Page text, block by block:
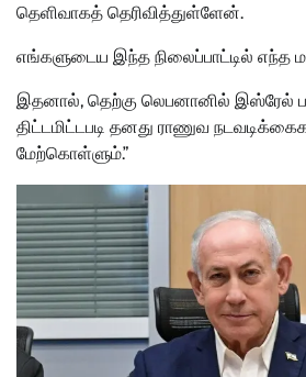
தெளிவாகத் தெரிவித்துள்ளேன்.
எங்களுடைய இந்த நிலைப்பாட்டில் எந்த
இதனால், தெற்கு லெபனானில் இஸ்ரேல்
திட்டமிட்டபடி தனது ராணுவ
மேற்கொள்ளும்.”